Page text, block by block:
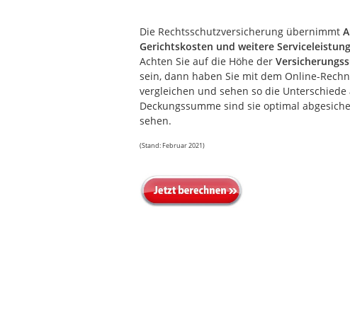
Die Rechtsschutzversicherung übernimmt
Gerichtskosten und weitere
Achten Sie auf die Höhe der
sein, dann haben Sie mit dem Online-
vergleichen und sehen so die
Deckungssumme sind sie optimal
sehen.
(Stand: Februar 2021)